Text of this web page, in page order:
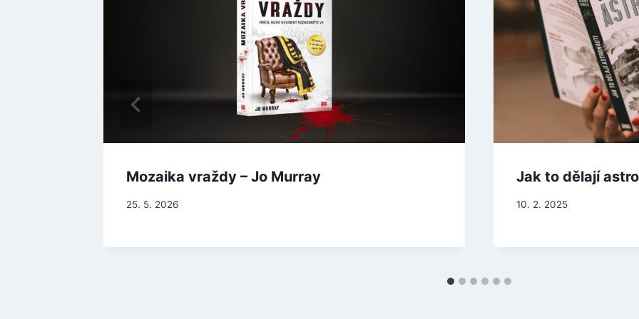
Mozaika vraždy – Jo Murray
25. 5. 2026
Jak to dělají
10. 2. 2025